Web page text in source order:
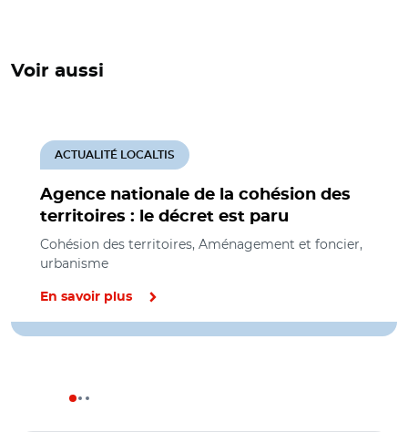
Voir aussi
Agence nationale de la cohésion des
territoires : le décret est paru
ACTUALITÉ LOCALTIS
Cohésion des territoires, Aménagement et foncier,
urbanisme
En savoir plus